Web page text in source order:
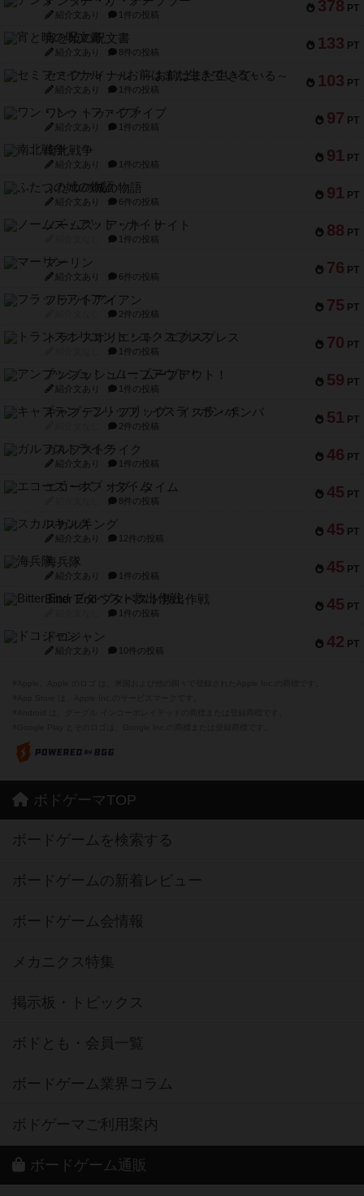
378 PT
紹介文あり 1件の投稿
133 PT
宵と暁の呪文書
紹介文あり 8件の投稿
103 PT
セミファイナル ～お前はまだ生きている～
紹介文あり 1件の投稿
97 PT
ワン・トゥ・ファイブ
紹介文あり 1件の投稿
91 PT
南北戦争
紹介文あり 1件の投稿
91 PT
ふたつの城の物語
紹介文あり 6件の投稿
88 PT
ノームズ・アット・ナイト
1件の投稿
76 PT
マーリン
紹介文あり 6件の投稿
75 PT
フラットアイアン
2件の投稿
70 PT
トランスオリエント・エクスプレス
1件の投稿
59 PT
アンブッシュ！：ムーブアウト！
紹介文あり 1件の投稿
51 PT
キャプテン・フリップ：イスラ・ボンバ
2件の投稿
46 PT
ガルフストライク
紹介文あり 1件の投稿
45 PT
エコーズ・オブ・タイム
8件の投稿
45 PT
スカルキング
紹介文あり 12件の投稿
45 PT
海兵隊
紹介文あり 1件の投稿
45 PT
Bitter End ブタペスト救出作戦
1件の投稿
42 PT
ドコジャン
紹介文あり 10件の投稿
ボドゲーマTOP
ボードゲームを検索する
ボードゲームの新着レビュー
ボードゲーム会情報
メカニクス特集
掲示板・トピックス
ボドとも・会員一覧
ボードゲーム業界コラム
ボドゲーマご利用案内
ボードゲーム通販